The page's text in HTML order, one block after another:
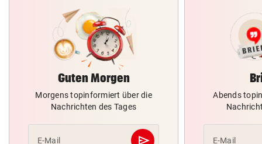
Guten Morgen
Morgens topinformiert über die
Nachrichten des Tages
E-Mail send
Abends
E-Mail